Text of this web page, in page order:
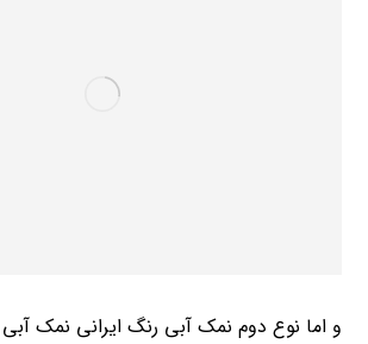
و اما نوع دوم نمک آبی رنگ ایرانی نمک